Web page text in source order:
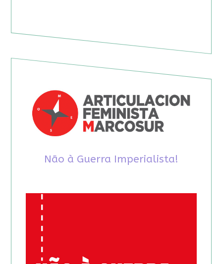
Não à Guerra Imperialista!